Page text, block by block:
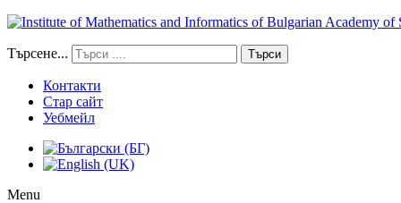
Търсене... Търси
Контакти
Стар сайт
Уебмейл
Menu